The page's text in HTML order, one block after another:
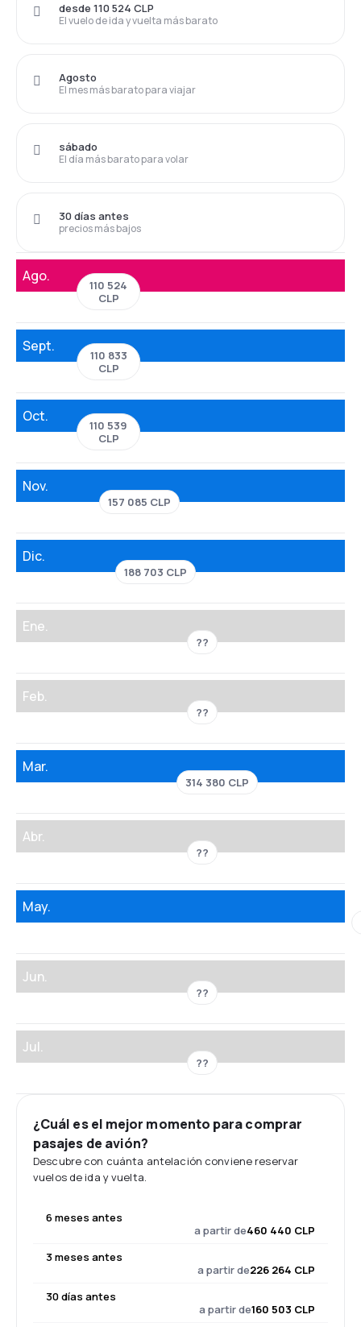
El vuelo de ida y vuelta más barato
desde 110 524 CLP
El mes más barato para viajar
Agosto
El día más barato para volar
sábado
precios más bajos
30 días antes
Ago.
110 524
CLP
Sept.
110 833
CLP
Oct.
110 539
CLP
Nov.
157 085 CLP
Dic.
188 703 CLP
Ene.
??
Feb.
??
Mar.
314 380 CLP
Abr.
??
May.
Jun.
??
Jul.
??
¿Cuál es el mejor momento para comprar
pasajes de avión?
Descubre con cuánta antelación conviene reservar
vuelos de ida y vuelta.
6 meses antes
a partir de460 440 CLP
3 meses antes
a partir de226 264 CLP
30 días antes
a partir de160 503 CLP